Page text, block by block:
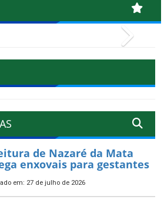
de Nazaré da Mata
enxovais para gestantes
em: 27 de julho de 2026